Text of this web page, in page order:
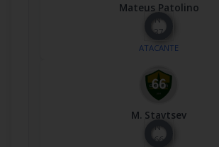
Mateus Patolino
Nº
37
ATACANTE
M. Stavtsev
Nº
66